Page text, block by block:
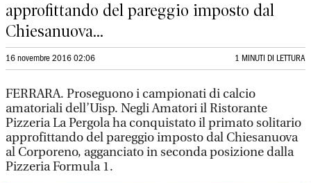
approfittando del pareggio imposto dal
Chiesanuova...
16 novembre 2016 02:06 1 MINUTI DI LETTURA
FERRARA. Proseguono i campionati di calcio
amatoriali dell’Uisp. Negli Amatori il Ristorante
Pizzeria La Pergola ha conquistato il primato solitario
approfittando del pareggio imposto dal Chiesanuova
al Corporeno, agganciato in seconda posizione dalla
Pizzeria Formula 1.